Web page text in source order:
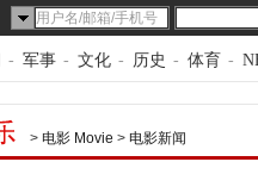
- 军事 - 文化 - 历史 - 体育 -
> 电影 Movie > 电影新闻